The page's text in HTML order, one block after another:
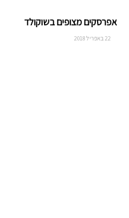
אפרסקים מצופים בשוקולד
22 באפריל 2018